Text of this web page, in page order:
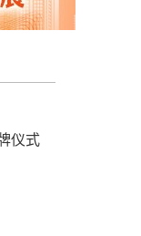
仪式